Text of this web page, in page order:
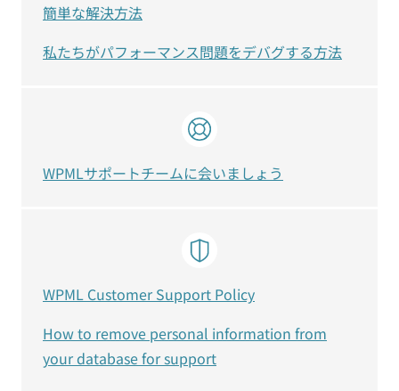
簡単な解決方法
私たちがパフォーマンス問題をデバグする方法
WPMLサポートチームに会いましょう
WPML Customer Support Policy
How to remove personal information from
your database for support